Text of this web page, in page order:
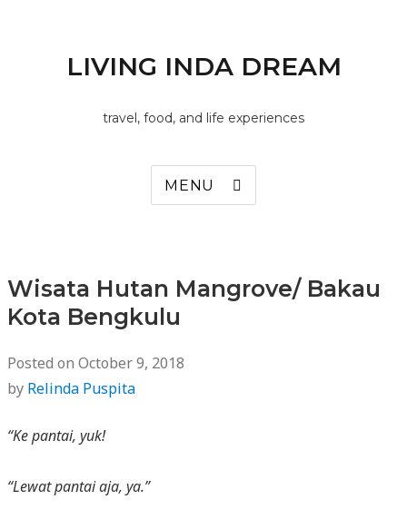
LIVING INDA DREAM
travel, food, and life experiences
MENU
Wisata Hutan Mangrove/ Bakau
Kota Bengkulu
Posted on October 9, 2018
by Relinda Puspita
“Ke pantai, yuk!
“Lewat pantai aja, ya.”